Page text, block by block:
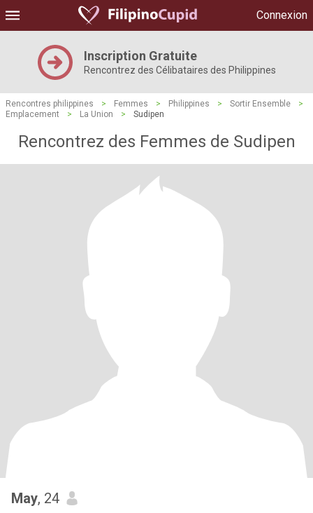
Connexion
Inscription Gratuite
Rencontrez des Célibataires des Philippines
Rencontres philippines > Femmes > Philippines > Sortir Ensemble
>
Emplacement
> La Union > Sudipen
Rencontrez des Femmes de Sudipen
May, 24